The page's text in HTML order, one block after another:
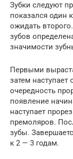
Зубки следуют
показался один
ожидать
зубов
значимости
Первыми
затем
очередность
появление
наступает
премоляров.
зубы.
к 2 — 3 годам.